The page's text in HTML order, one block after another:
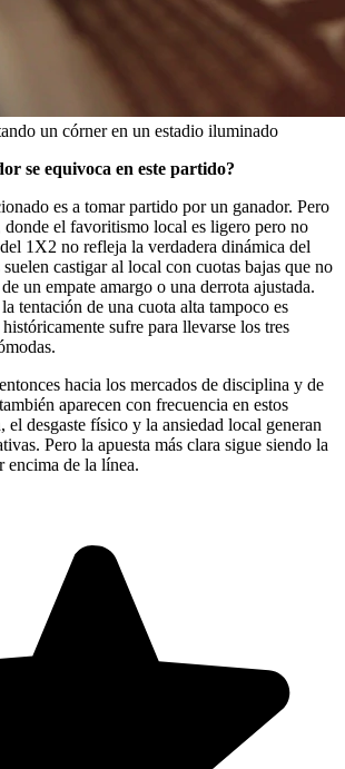
un córner en un estadio iluminado
se equivoca en este partido?
es a tomar partido por un ganador. Pero
donde el favoritismo local es ligero pero no
1X2 no refleja la verdadera dinámica del
castigar al local con cuotas bajas que no
un empate amargo o una derrota ajustada.
tentación de una cuota alta tampoco es
sufre para llevarse los tres
hacia los mercados de disciplina y de
aparecen con frecuencia en estos
desgaste físico y la ansiedad local generan
Pero la apuesta más clara sigue siendo la
encima de la línea.